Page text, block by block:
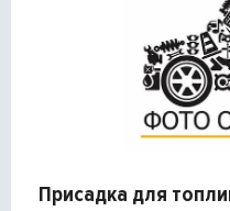
Присадка для